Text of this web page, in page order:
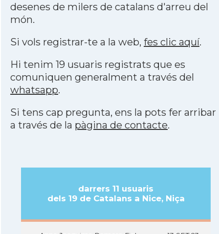
desenes de milers de catalans d'arreu del
món.
Si vols registrar-te a la web, fes clic aquí.
Hi tenim 19 usuaris registrats que es
comuniquen generalment a través del
whatsapp.
Si tens cap pregunta, ens la pots fer arribar
a través de la pàgina de contacte.
darrers 11 usuaris
dels 19 de Catalans a Nice, Niça